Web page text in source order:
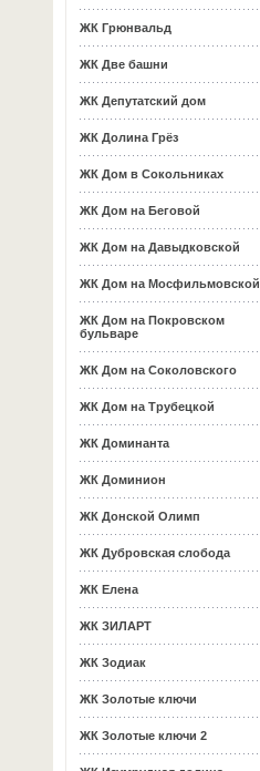
ЖК Грюнвальд
ЖК Две башни
ЖК Депутатский дом
ЖК Долина Грёз
ЖК Дом в Сокольниках
ЖК Дом на Беговой
ЖК Дом на Давыдковской
ЖК Дом на Мосфильмовской
ЖК Дом на Покровском
бульваре
ЖК Дом на Соколовского
ЖК Дом на Трубецкой
ЖК Доминанта
ЖК Доминион
ЖК Донской Олимп
ЖК Дубровская слобода
ЖК Елена
ЖК ЗИЛАРТ
ЖК Зодиак
ЖК Золотые ключи
ЖК Золотые ключи 2